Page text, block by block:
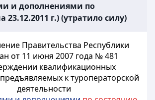
и дополнениями по
23.12.2011 г.) (утратило силу)
Правительства Республики
от 11 июня 2007 года № 481
квалификационных
к туроператорской
деятельности